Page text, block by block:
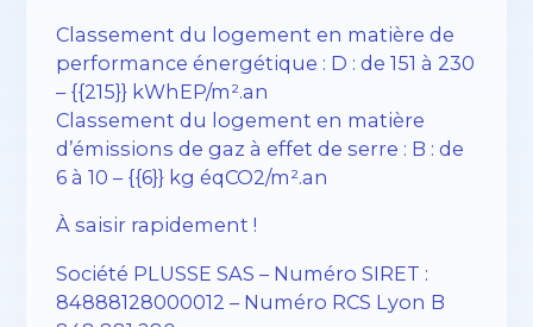
Classement du logement en matière de
performance énergétique : D : de 151 à 230
– {{215}} kWhEP/m².an
Classement du logement en matière
d’émissions de gaz à effet de serre : B : de
6 à 10 – {{6}} kg éqCO2/m².an
À saisir rapidement !
Société PLUSSE SAS – ​​Numéro SIRET :
84888128000012 – Numéro RCS Lyon B